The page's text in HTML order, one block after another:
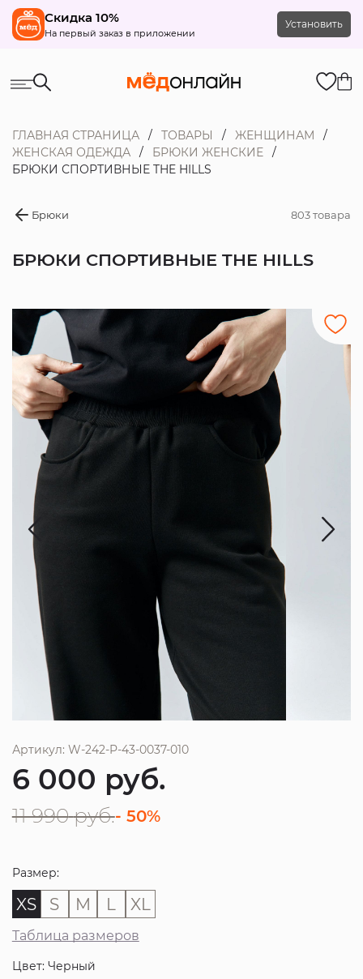
Скидка 10%
На первый заказ в приложении
Установить
ГЛАВНАЯ СТРАНИЦА ТОВАРЫ
ЖЕНЩИНАМ
ЖЕНСКАЯ ОДЕЖДА
БРЮКИ ЖЕНСКИЕ
БРЮКИ СПОРТИВНЫЕ THE HILLS
Брюки 803 товара
БРЮКИ СПОРТИВНЫЕ THE HILLS
Артикул: W-242-P-43-0037-010
6 000 руб.
11 990 руб.- 50%
Размер:
XS S M L XL
Таблица размеров
Цвет: Черный